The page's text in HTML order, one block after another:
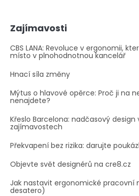
Zajímavosti
CBS LANA: Revoluce v ergonomii,
místo v plnohodnotnou kancelář
Hnací síla změny
Mýtus o hlavové opěrce: Proč ji na
nenajdete?
Křeslo Barcelona: nadčasový design
zajímavostech
Překvapení bez rizika: darujte
Objevte svět designérů na cre8.cz
Jak nastavit ergonomické pracovní
desatero)